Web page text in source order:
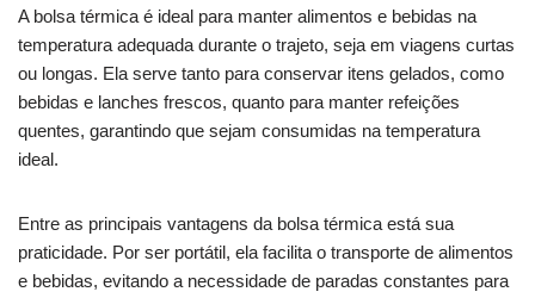
A bolsa térmica é ideal para manter alimentos e bebidas na
temperatura adequada durante o trajeto, seja em viagens curtas
ou longas. Ela serve tanto para conservar itens gelados, como
bebidas e lanches frescos, quanto para manter refeições
quentes, garantindo que sejam consumidas na temperatura
ideal.
Entre as principais vantagens da bolsa térmica está sua
praticidade. Por ser portátil, ela facilita o transporte de alimentos
e bebidas, evitando a necessidade de paradas constantes para